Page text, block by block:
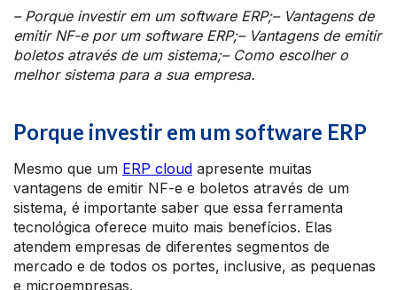
– Porque investir em um software ERP;– Vantagens de
emitir NF-e por um software ERP;– Vantagens de emitir
boletos através de um sistema;– Como escolher o
melhor sistema para a sua empresa.
Porque investir em um software ERP
Mesmo que um ERP cloud apresente muitas
vantagens de emitir NF-e e boletos através de um
sistema, é importante saber que essa ferramenta
tecnológica oferece muito mais benefícios. Elas
atendem empresas de diferentes segmentos de
mercado e de todos os portes, inclusive, as pequenas
e microempresas.